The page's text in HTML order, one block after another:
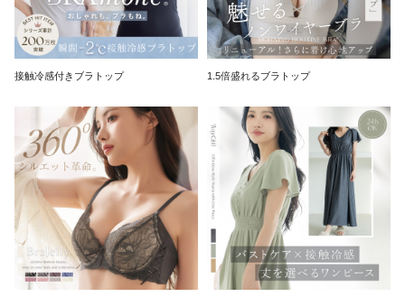
接触冷感付きブラトップ 1.5倍盛れるブラトップ